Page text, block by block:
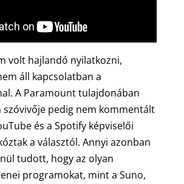
volt hajlandó nyilatkozni,
áll kapcsolatban a
A Paramount tulajdonában
szóvivője pedig nem kommentált
és a Spotify képviselői
a választól. Annyi azonban
tudott, hogy az olyan
programokat, mint a Suno,